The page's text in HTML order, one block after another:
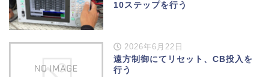
10ステップを行う
2026年6月22日
遠方制御にてリセット、CB投入を
行う